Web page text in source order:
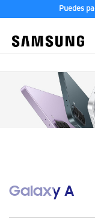
Puedes
Galaxy A